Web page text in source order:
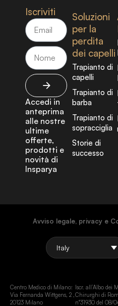
Iscriviti
Accedi in
anteprima
alle nostre
ultime
offerte,
prodotti e
novità di
Insparya
Soluzioni
per la
perdita
dei capelli
Trapianto di
capelli
Trapianto di
barba
Trapianto di
sopracciglia
Storie di
successo
Avviso legale, privacy e
Centro Medico di Milano:
Via Fernanda Wittgens, 2 ,
20123 Milano
Iscr. all’Albo dei
Chirurghi di
n°31930 del 08/